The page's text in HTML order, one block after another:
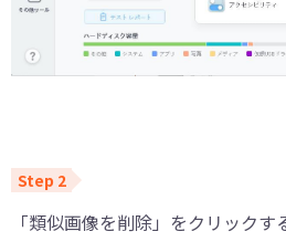
「類似画像を削除」をクリック